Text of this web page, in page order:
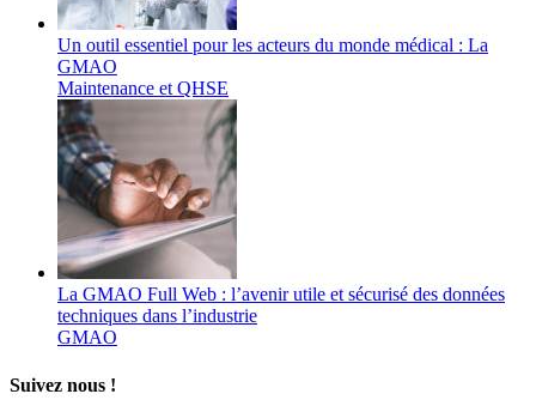
Un outil essentiel pour les acteurs du monde médical : La
GMAO
Maintenance et QHSE
La GMAO Full Web : l’avenir utile et sécurisé des données
techniques dans l’industrie
GMAO
Suivez nous !